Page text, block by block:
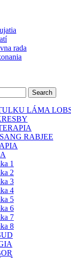
rada
LÁMA
RABJEE
1
2
3
4
5
6
7
8